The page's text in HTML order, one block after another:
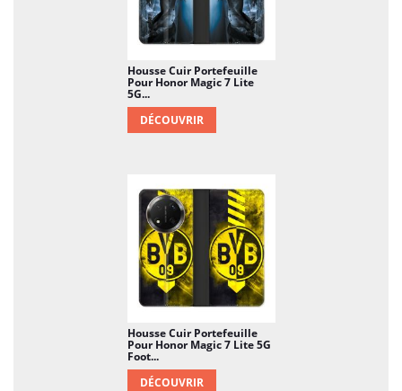
Housse Cuir Portefeuille
Pour Honor Magic 7 Lite
5G...
DÉCOUVRIR
Housse Cuir Portefeuille
Pour Honor Magic 7 Lite 5G
Foot...
DÉCOUVRIR